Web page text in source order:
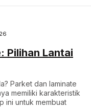
Pilihan Lantai
Parket dan laminate
memiliki karakteristik
ini untuk membuat